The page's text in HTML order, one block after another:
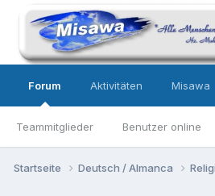
Forum
Teammitglieder Benutzer online
Aktivitäten Misawa
Startseite Deutsch / Almanca